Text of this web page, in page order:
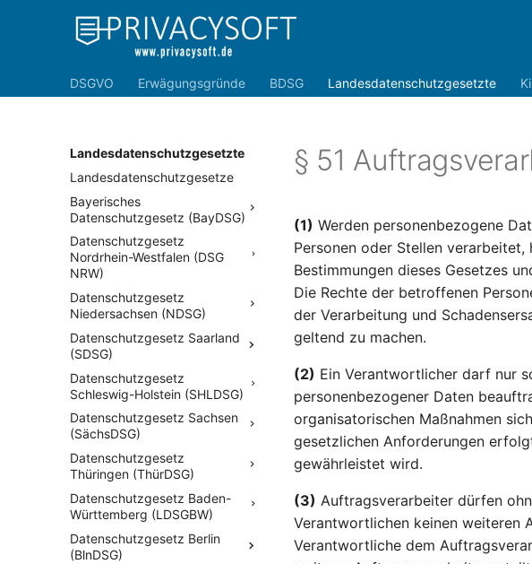
DSGVO Erwägungsgründe BDSG Landesdatenschutzgesetzte
Landesdatenschutzgesetzte
Landesdatenschutzgesetze
Bayerisches
Datenschutzgesetz (BayDSG)
Datenschutzgesetz
Nordrhein-Westfalen (DSG
NRW)
Datenschutzgesetz
Niedersachsen (NDSG)
Datenschutzgesetz Saarland
(SDSG)
Datenschutzgesetz
Schleswig-Holstein (SHLDSG)
Datenschutzgesetz Sachsen
(SächsDSG)
Datenschutzgesetz
Thüringen (ThürDSG)
Datenschutzgesetz Baden-
Württemberg (LDSGBW)
Datenschutzgesetz Berlin
(BlnDSG)
§ 51
(1) Werden personenbezogene
Personen oder Stellen
Bestimmungen dieses Gesetzes
Die Rechte der betroffenen
der Verarbeitung und
geltend zu machen.
(2) Ein Verantwortlicher darf nur
personenbezogener Daten
organisatorischen Maßnahmen
gesetzlichen Anforderungen
gewährleistet wird.
(3) Auftragsverarbeiter dürfen
Verantwortlichen keinen weiteren
Verantwortliche dem